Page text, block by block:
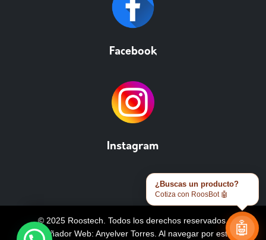
Facebook
Instagram
© 2025 Roostech. Todos los derechos reservados.
Diseñador Web: Anyelver Torres. Al navegar por este
¿Buscas un producto?
Cotiza con RoosBot 🤖
🤖